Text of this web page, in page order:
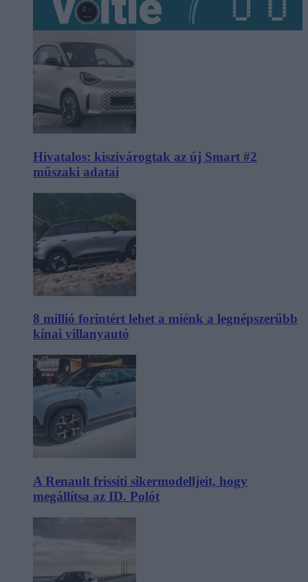
Hivatalos: kiszivárogtak az új Smart #2
műszaki adatai
8 millió forintért lehet a miénk a legnépszerűbb
kínai villanyautó
A Renault frissíti sikermodelljeit, hogy
megállítsa az ID. Polót